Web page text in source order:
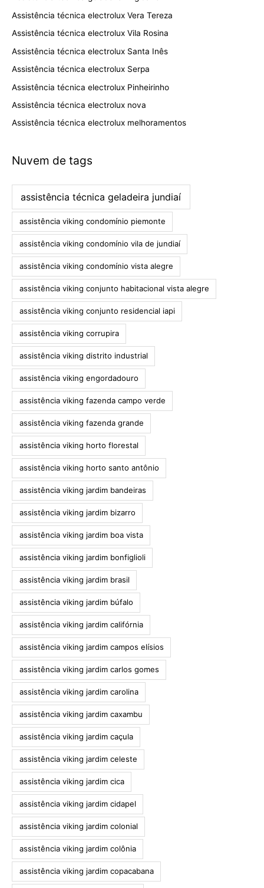
Assistência técnica electrolux Vera Tereza
Assistência técnica electrolux Vila Rosina
Assistência técnica electrolux Santa Inês
Assistência técnica electrolux Serpa
Assistência técnica electrolux Pinheirinho
Assistência técnica electrolux nova
Assistência técnica electrolux melhoramentos
Nuvem de tags
assistência técnica geladeira jundiaí
assistência viking condomínio piemonte
assistência viking condomínio vila de jundiaí
assistência viking condomínio vista alegre
assistência viking conjunto habitacional vista alegre
assistência viking conjunto residencial iapi
assistência viking corrupira
assistência viking distrito industrial
assistência viking engordadouro
assistência viking fazenda campo verde
assistência viking fazenda grande
assistência viking horto florestal
assistência viking horto santo antônio
assistência viking jardim bandeiras
assistência viking jardim bizarro
assistência viking jardim boa vista
assistência viking jardim bonfiglioli
assistência viking jardim brasil
assistência viking jardim búfalo
assistência viking jardim califórnia
assistência viking jardim campos elísios
assistência viking jardim carlos gomes
assistência viking jardim carolina
assistência viking jardim caxambu
assistência viking jardim caçula
assistência viking jardim celeste
assistência viking jardim cica
assistência viking jardim cidapel
assistência viking jardim colonial
assistência viking jardim colônia
assistência viking jardim copacabana